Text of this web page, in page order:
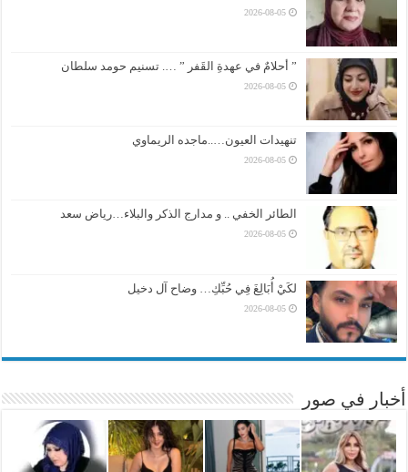
2026-08-05
” أحلامٌ في عهدةِ القَفر ” …. تسنيم حومد سلطان
2026-08-05
تنهيدات العيون…..ماجده الريماوي
2026-08-05
الطائر الخفي .. و مدارج الذكر والبلاء…رياض سعد
2026-08-05
لكَيْ أُبَالِغَ فِي حُبِّكِ… وضاح آل دخيل
2026-08-05
أخبار في صور